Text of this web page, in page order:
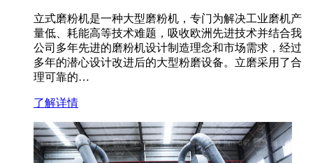
立式磨粉机是一种大型磨粉机，专门为解决工业磨机产
量低、耗能高等技术难题，吸收欧洲先进技术并结合我
公司多年先进的磨粉机设计制造理念和市场需求，经过
多年的潜心设计改进后的大型粉磨设备。立磨采用了合
理可靠的…
了解详情